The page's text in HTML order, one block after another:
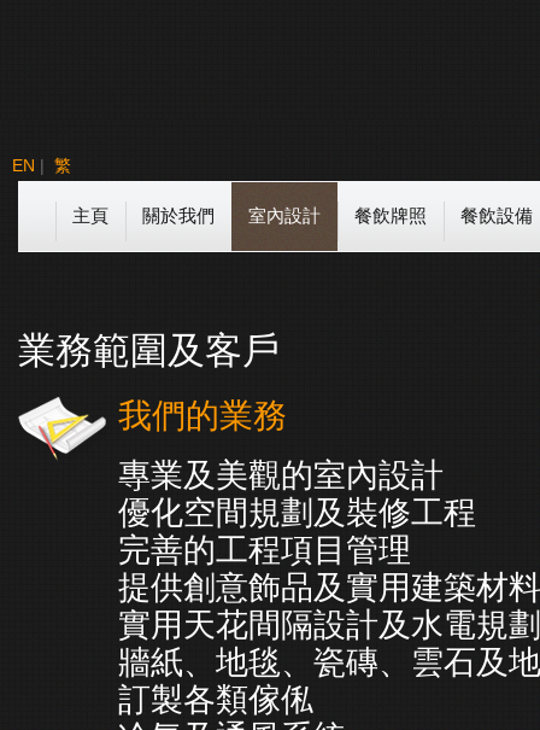
EN | 繁
主頁 關於我們 室內設計 餐飲牌照 餐飲設備
業務範圍及客戶
我們的業務
專業及美觀的室內設計
優化空間規劃及裝修工程
完善的工程項目管理
提供創意飾品及實用建築材料
實用天花間隔設計及水電規劃
牆紙、地毯、瓷磚、雲石及
訂製各類傢俬